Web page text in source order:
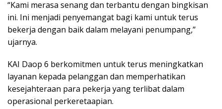
“Kami merasa senang dan terbantu dengan bingkisan
ini. Ini menjadi penyemangat bagi kami untuk terus
bekerja dengan baik dalam melayani penumpang,”
ujarnya.
KAI Daop 6 berkomitmen untuk terus meningkatkan
layanan kepada pelanggan dan memperhatikan
kesejahteraan para pekerja yang terlibat dalam
operasional perkeretaapian.